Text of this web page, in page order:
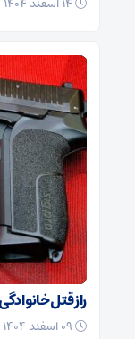
راز قتل